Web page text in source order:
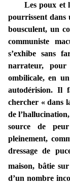
Les poux et les
pourrissent dans
bousculent, un
communiste
s’exhibe sans
narrateur,
ombilicale, en
autodérision. Il
chercher « dans
de
source de
pleinement,
dressage de
maison, bâtie
d’un nombre